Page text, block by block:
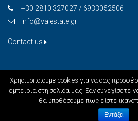
+30 2810 327027 / 6933052506
info@vaiestate.gr
Contact us
VaiEstate - All rights reserved -
Χρησιμοποιούμε cookies για να σας
εμπειρία στη σελίδα μας. Εάν συνεχίσετε
θα υποθέσουμε πως είστε
Εντάξει